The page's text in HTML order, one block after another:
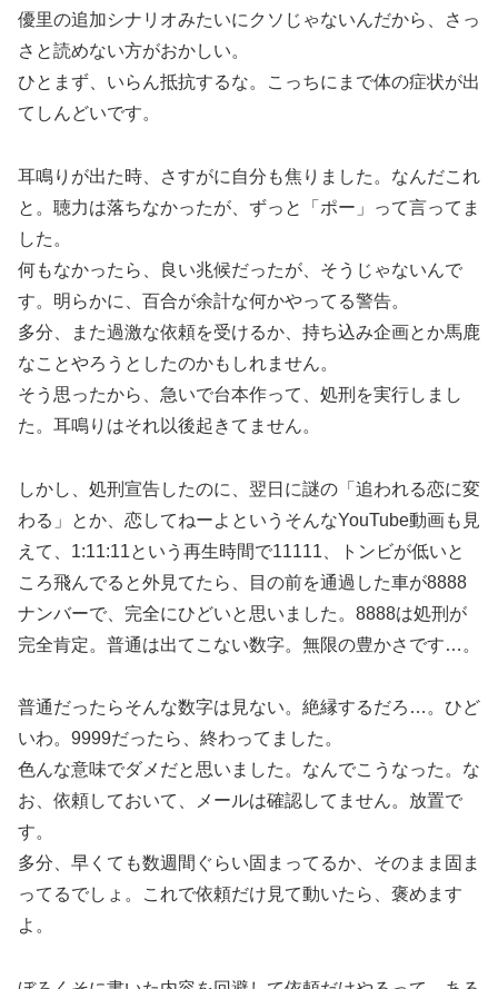
優里の追加シナリオみたいにクソじゃないんだから、さっ
さと読めない方がおかしい。
ひとまず、いらん抵抗するな。こっちにまで体の症状が出
てしんどいです。
耳鳴りが出た時、さすがに自分も焦りました。なんだこれ
と。聴力は落ちなかったが、ずっと「ポー」って言ってま
した。
何もなかったら、良い兆候だったが、そうじゃないんで
す。明らかに、百合が余計な何かやってる警告。
多分、また過激な依頼を受けるか、持ち込み企画とか馬鹿
なことやろうとしたのかもしれません。
そう思ったから、急いで台本作って、処刑を実行しまし
た。耳鳴りはそれ以後起きてません。
しかし、処刑宣告したのに、翌日に謎の「追われる恋に変
わる」とか、恋してねーよというそんなYouTube動画も見
えて、1:11:11という再生時間で11111、トンビが低いと
ころ飛んでると外見てたら、目の前を通過した車が8888
ナンバーで、完全にひどいと思いました。8888は処刑が
完全肯定。普通は出てこない数字。無限の豊かさです…。
普通だったらそんな数字は見ない。絶縁するだろ…。ひど
いわ。9999だったら、終わってました。
色んな意味でダメだと思いました。なんでこうなった。な
お、依頼しておいて、メールは確認してません。放置で
す。
多分、早くても数週間ぐらい固まってるか、そのまま固ま
ってるでしょ。これで依頼だけ見て動いたら、褒めます
よ。